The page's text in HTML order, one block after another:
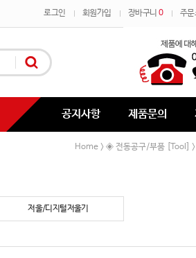
로그인 회원가입 장바구니 0 주문
공지사항 제품문의
Home > ◈ 전동공구/부품 [Tool] >
저울/디지털저울기